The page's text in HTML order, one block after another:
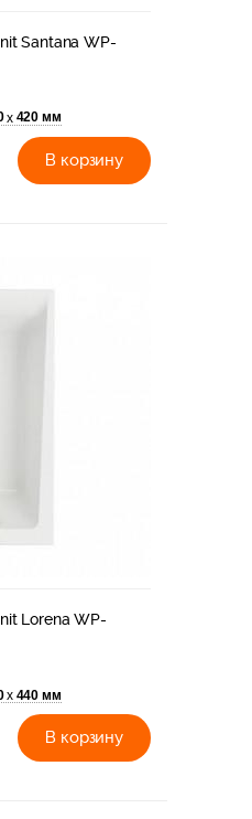
Santana WP-
х 420 мм
В корзину
Lorena WP-
х 440 мм
В корзину